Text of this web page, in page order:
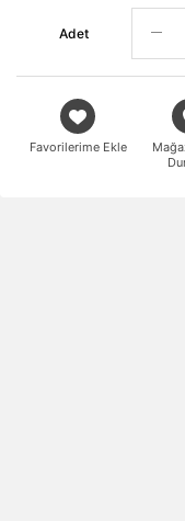
Adet
Favorilerime Ekle